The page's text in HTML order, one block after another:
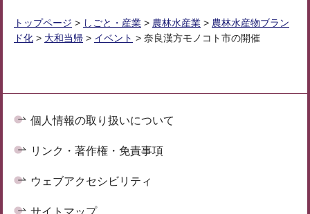
トップページ > しごと・産業 > 農林水産業 > 農林水産物ブラン
ド化 > 大和当帰 > イベント > 奈良漢方モノコト市の開催
個人情報の取り扱いについて
リンク・著作権・免責事項
ウェブアクセシビリティ
サイトマップ